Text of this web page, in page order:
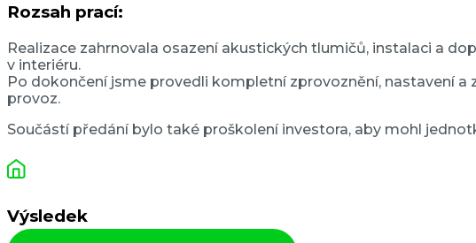
Rozsah prací:
Realizace zahrnovala osazení akustických tlumičů, instalaci a
v interiéru.
Po dokončení jsme provedli kompletní zprovoznění, nastavení
provoz.
Součástí předání bylo také proškolení investora, aby mohl
Výsledek